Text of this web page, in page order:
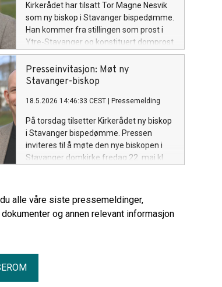
Kirkerådet har tilsatt Tor Magne Nesvik
som ny biskop i Stavanger bispedømme.
Han kommer fra stillingen som prost i
Ytre-Stavanger og konstituert domprost
i Stavanger. Den nye biskopen
presenteres i Stavanger domkirke i
morgen, 22. mai kl. 11.00.
Presseinvitasjon: Møt ny
Stavanger-biskop
18.5.2026 14:46:33 CEST Pressemelding
På torsdag tilsetter Kirkerådet ny biskop
i Stavanger bispedømme. Pressen
inviteres til å møte den nye biskopen i
Stavanger domkirke fredag 22. mai kl.
alle våre siste pressemeldinger,
og annen relevant informasjon